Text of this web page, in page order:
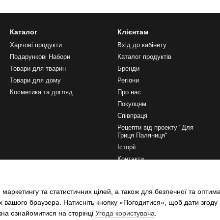
а також свинини та яловичини. Також є комбіновані рецепти з
та багаті на білок. Це ідеальний вибір для тих, хто
як основну страву: розігріти й подати з кашею, картоплею
Після відкриття їх потрібно зберігати в холодильнику і
за традиційними рецептами. Вони містять лише м’ясо, спеції та
Каталог
Харчові продукти
Подарункові Набори
Товари для тварин
Товари для дому
Косметика та догляд
Клієнтам
Вхід до кабінету
Каталог продуктів
Бренди
Регіони
Про нас
Покупцям
Співпраця
Рецепти від проекту "Для
Гриця Паляниця"
Історії
Контакти
та статистичних цілей, а також для безпечної та
браузера. Натисніть кнопку «Погодитися», щоб дати згоду
ознайомитися на сторінці Угода користувача